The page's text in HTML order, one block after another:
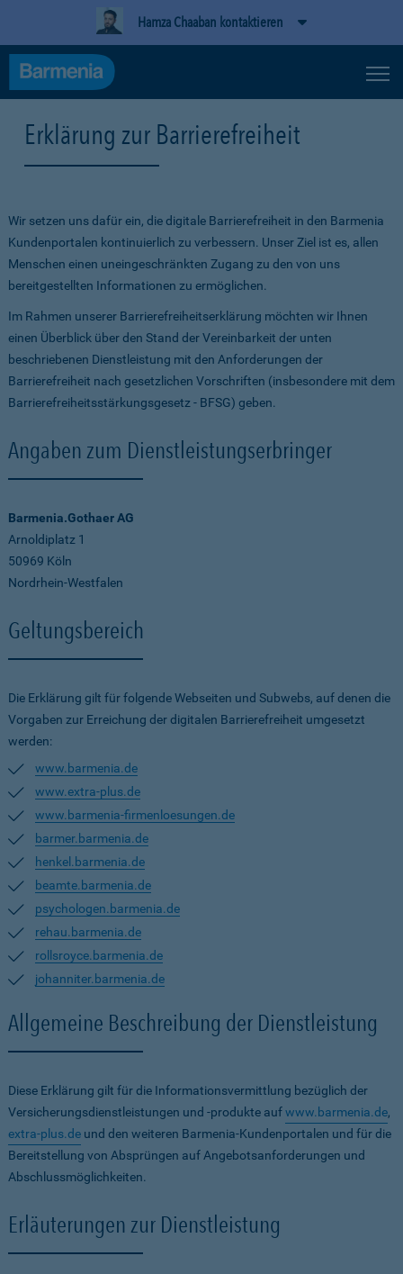
Hamza Chaaban kontaktieren
Erklärung zur Barrierefreiheit
Wir setzen uns dafür ein, die digitale Barrierefreiheit in den Barmenia
Kundenportalen kontinuierlich zu verbessern. Unser Ziel ist es, allen
Menschen einen uneingeschränkten Zugang zu den von uns
bereitgestellten Informationen zu ermöglichen.
Im Rahmen unserer Barrierefreiheitserklärung möchten wir Ihnen
einen Überblick über den Stand der Vereinbarkeit der unten
beschriebenen Dienstleistung mit den Anforderungen der
Barrierefreiheit nach gesetzlichen Vorschriften (insbesondere mit dem
Barrierefreiheitsstärkungsgesetz - BFSG) geben.
Angaben zum Dienstleistungserbringer
Barmenia.Gothaer AG
Arnoldiplatz 1
50969 Köln
Nordrhein-Westfalen
Geltungsbereich
Die Erklärung gilt für folgende Webseiten und Subwebs, auf denen die
Vorgaben zur Erreichung der digitalen Barrierefreiheit umgesetzt
werden:
www.barmenia.de
www.extra-plus.de
www.barmenia-firmenloesungen.de
barmer.barmenia.de
henkel.barmenia.de
beamte.barmenia.de
psychologen.barmenia.de
rehau.barmenia.de
rollsroyce.barmenia.de
johanniter.barmenia.de
Allgemeine Beschreibung der Dienstleistung
Diese Erklärung gilt für die Informationsvermittlung bezüglich der
Versicherungsdienstleistungen und -produkte aufwww.barmenia.de,
extra-plus.de und den weiteren Barmenia-Kundenportalen und für die
Bereitstellung von Absprüngen auf Angebotsanforderungen und
Abschlussmöglichkeiten.
Erläuterungen zur Dienstleistung